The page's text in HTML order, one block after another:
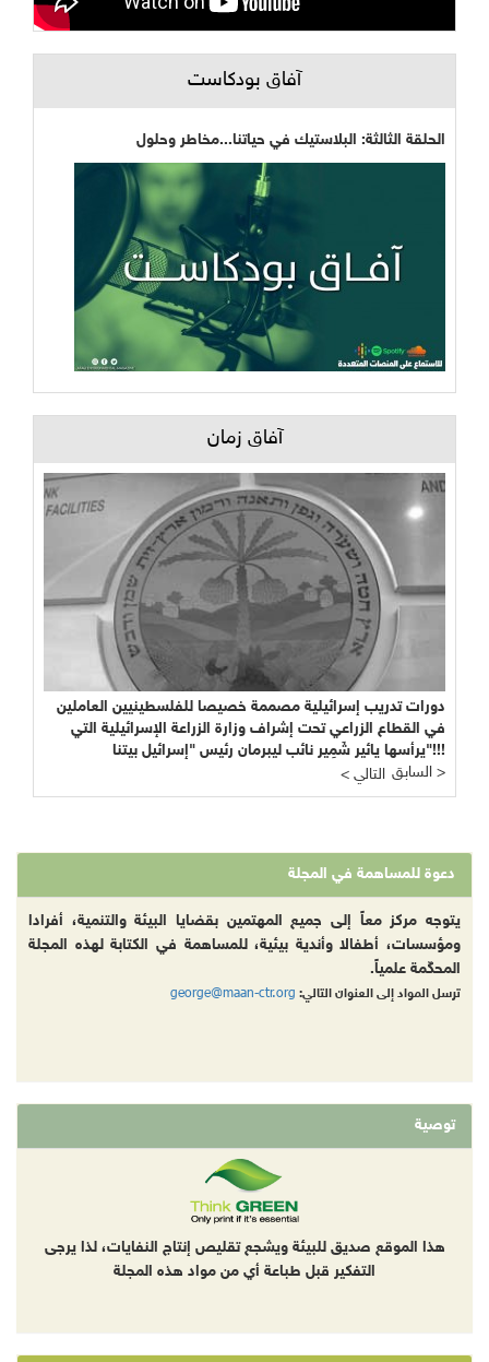
آفاق بودكاست
الحلقة الثالثة: البلاستيك في حياتنا...مخاطر وحلول
آفاق زمان
دورات تدريب إسرائيلية مصممة خصيصا للفلسطينيين العاملين
في القطاع الزراعي تحت إشراف وزارة الزراعة الإسرائيلية التي
يرأسها يائير شَمِير نائب ليبرمان رئيس "إسرائيل بيتنا"!!!
< التالي
السابق >
دعوة للمساهمة في المجلة
يتوجه مركز معاً إلى جميع المهتمين بقضايا البيئة والتنمية، أفرادا
ومؤسسات، أطفالا وأندية بيئية، للمساهمة في الكتابة لهذه المجلة
المحكّمة علمياً.
ترسل المواد إلى العنوان التالي: george@maan-ctr.org
توصية
هذا الموقع صديق للبيئة ويشجع تقليص إنتاج النفايات، لذا يرجى
التفكير قبل طباعة أي من مواد هذه المجلة